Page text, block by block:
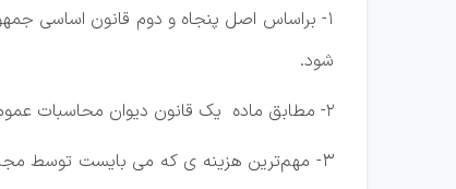
1- براساس اصل پنجاه و دوم قانون اساسی
شود.
2- مطابق ماده یک قانون دیوان محاسبات عمومی ، بودجه برنامه سالانه دولت است که حاوی پیش بینی درآمد ها و برآورد هزینه ها می باشد .
3- مهم‌ترین هزینه ی که می بایست توسط